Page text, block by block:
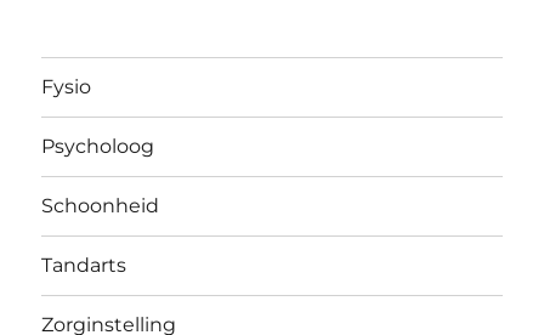
Fysio
Psycholoog
Schoonheid
Tandarts
Zorginstelling